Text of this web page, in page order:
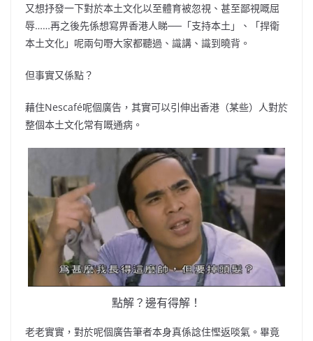
又想抒發一下對於本土文化以至體育被忽視、甚至鄙視嘅屈
辱……再之後先係想寫畀香港人睇──「支持本土」、「捍衛
本土文化」呢兩句嘢大家都聽過、識講、識到曉背。
但事實又係點？
藉住Nescafé呢個廣告，其實可以引伸出香港（某些）人對於
整個本土文化常有嘅通病。
點解？邊有得解！
老老實實，對於呢個廣告筆者本身真係諗住慳返啖氣。畢竟